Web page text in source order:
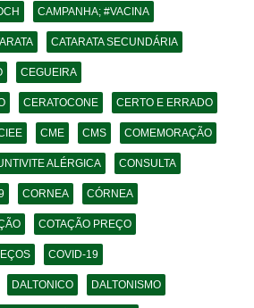
CAMPANHA; #VACINA
CATARATA SECUNDÁRIA
CEGUEIRA
CERATOCONE CERTO E ERRADO
CME CMS COMEMORAÇÃO
ALÉRGICA CONSULTA
CORNEA CÓRNEA
COTAÇÃO PREÇO
COVID-19
DALTONICO DALTONISMO